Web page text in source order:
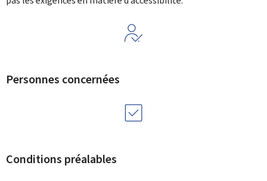
Personnes concernées
Conditions préalables